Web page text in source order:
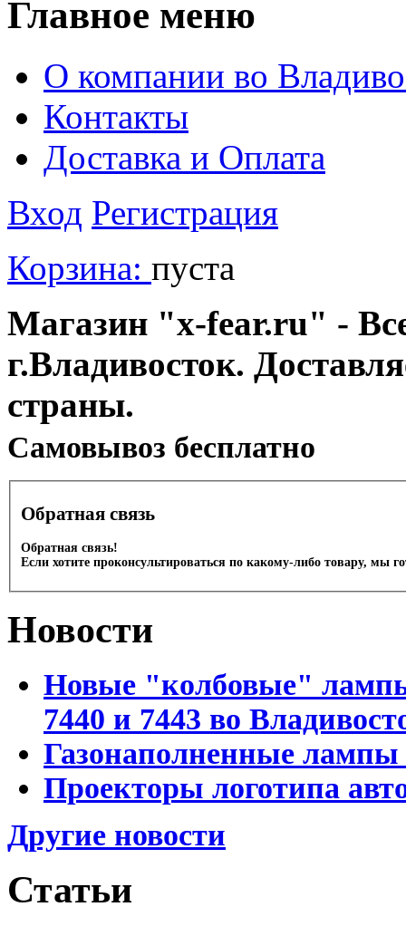
Главное меню
О компании во
Контакты
Доставка и Оплата
Вход Регистрация
Корзина: пуста
Магазин "x-fear.ru" -
г.Владивосток.
страны.
Cамовывоз бесплатно
Обратная связь
Обратная связь!
Если хотите проконсультироваться по какому-либо товару, мы
Новости
Новые "колбовые"
7440 и 7443 во
Газонаполненные лампы
Проекторы логотипа
Другие новости
Статьи